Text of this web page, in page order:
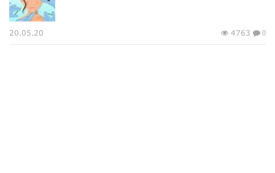
20.05.20 4763 0